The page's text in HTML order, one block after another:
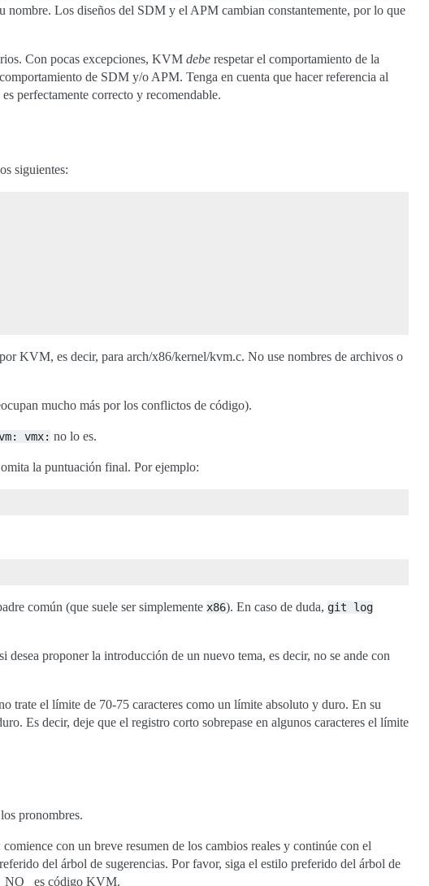
nombre. Los diseños del SDM y el APM cambian constantemente, por lo que
Con pocas excepciones, KVM debe respetar el comportamiento de la
de SDM y/o APM. Tenga en cuenta que hacer referencia al
perfectamente correcto y recomendable.
siguientes:
KVM, es decir, para arch/x86/kernel/kvm.c. No use nombres de archivos o
mucho más por los conflictos de código).
vmx: no lo es.
la puntuación final. Por ejemplo:
común (que suele ser simplemente x86). En caso de duda, git
log
proponer la introducción de un nuevo tema, es decir, no se ande con
trate el límite de 70-75 caracteres como un límite absoluto y duro. En su
Es decir, deje que el registro corto sobrepase en algunos caracteres el límite
pronombres.
con un breve resumen de los cambios reales y continúe con el
del árbol de sugerencias. Por favor, siga el estilo preferido del árbol de
_NO_ es código KVM.